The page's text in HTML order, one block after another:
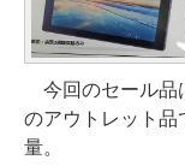
今回のセール品
のアウトレット品
量。